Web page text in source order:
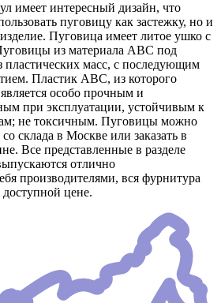
имеет интересный дизайн, что
пуговицу как застежку, но и
Пуговица имеет литое ушко с
из материала АВС под
пластических масс, с последующим
Пластик АВС, из которого
особо прочным и
при эксплуатации, устойчивым к
не токсичным. Пуговицы можно
склада в Москве или заказать в
Все представленные в разделе
отлично
производителями, вся фурнитура
доступной цене.